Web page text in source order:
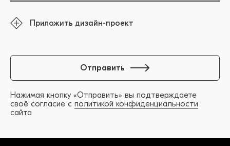
Приложить дизайн-проект
Нажимая кнопку «Отправить» вы подтверждаете
своё согласие с политикой конфиденциальности
сайта
Отправить